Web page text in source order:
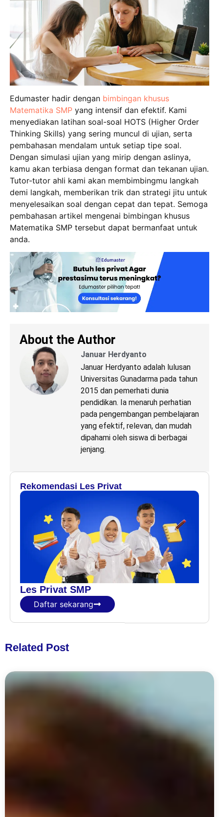
Edumaster hadir dengan bimbingan khusus
Matematika SMP yang intensif dan efektif. Kami
menyediakan latihan soal-soal HOTS (Higher Order
Thinking Skills) yang sering muncul di ujian, serta
pembahasan mendalam untuk setiap tipe soal.
Dengan simulasi ujian yang mirip dengan aslinya,
kamu akan terbiasa dengan format dan tekanan ujian.
Tutor-tutor ahli kami akan membimbingmu langkah
demi langkah, memberikan trik dan strategi jitu untuk
menyelesaikan soal dengan cepat dan tepat. Semoga
pembahasan artikel mengenai bimbingan khusus
Matematika SMP tersebut dapat bermanfaat untuk
anda.
About the Author
Januar Herdyanto
Januar Herdyanto adalah lulusan
Universitas Gunadarma pada tahun
2015 dan pemerhati dunia
pendidikan. Ia menaruh perhatian
pada pengembangan pembelajaran
yang efektif, relevan, dan mudah
dipahami oleh siswa di berbagai
jenjang.
Rekomendasi Les Privat
Les Privat SMP
Daftar sekarang
Related Post